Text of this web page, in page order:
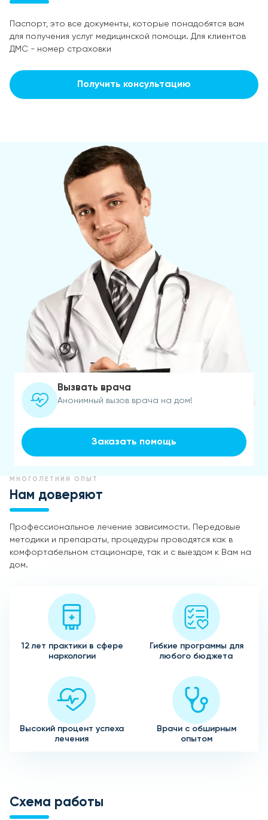
Паспорт, это все документы, которые понадобятся вам
для получения услуг медицинской помощи. Для клиентов
ДМС - номер страховки
Получить консультацию
Вызвать врача
Анонимный вызов врача на дом!
Заказать помощь
МНОГОЛЕТНИЙ ОПЫТ
Нам доверяют
Профессиональное лечение зависимости. Передовые
методики и препараты, процедуры проводятся как в
комфортабельном стационаре, так и с выездом к Вам на
дом.
12 лет практики в сфере
наркологии
Гибкие программы для
любого бюджета
Высокий процент успеха
лечения
Врачи с обширным
опытом
Схема работы